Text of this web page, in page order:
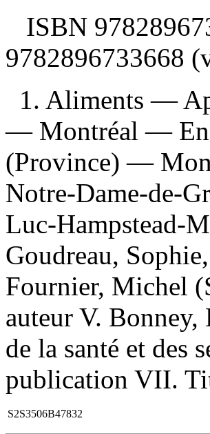
ISBN
9782896733668
1. Aliments —
— Montréal —
(Province) —
Notre-Dame-de-
Luc-Hampstead-
Goudreau,
Fournier, Michel
auteur V.
de la santé et des
publication VII.
S2S3506B47832